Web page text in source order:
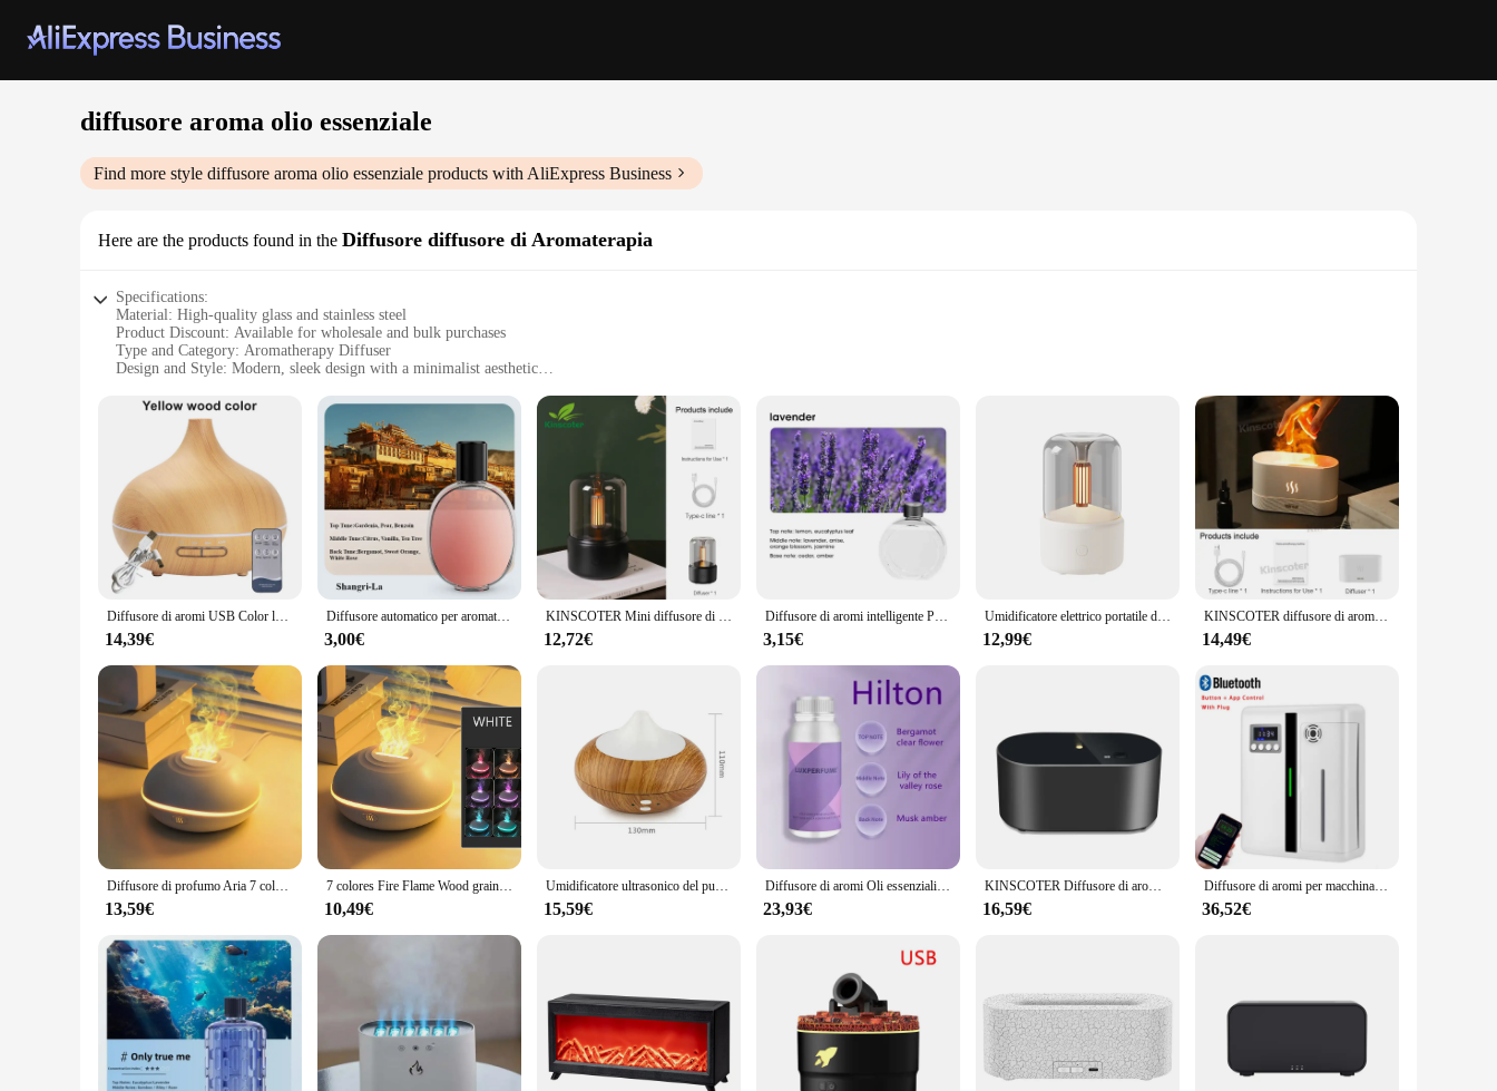
diffusore aroma olio essenziale
Find more style diffusore aroma olio essenziale products with AliExpress Business
Here are the products found in the Diffusore diffusore di Aromaterapia
Specifications:
Material: High-quality glass and stainless steel
Product Discount: Available for wholesale and bulk purchases
Type and Category: Aromatherapy Diffuser
Design and Style: Modern, sleek design with a minimalist aesthetic
Performance and Property: Efficiently disperses essential oils for up to 8 hours
Parts and Accessories: Includes a 100ml essential oil bottle
Features:
|Vendors|
**Elevate Your Senses with Pure Aromatherapy**
Immerse yourself in the tranquil world of aromatherapy with our diffusore aroma olio essenziale, a modern marvel designed to enhance your living space with the soothing scents of essential oils. This
aromatherapy diffuser is not just a device; it's a gateway to a serene environment that promotes relaxation and well-being. Its high-quality glass and stainless steel construction ensure durability and
longevity, while its minimalist design seamlessly blends with any decor.
**Versatile and Efficient for Every Setting**
workplace to the cozy confines of your bedroom. With a performance that lasts up to 8 hours, it's perfect for setting the mood throughout the day or for a peaceful night's sleep. The included 100ml
essential oil bottle allows you to enjoy a continuous supply of your favorite scents, ensuring that the therapeutic benefits of aromatherapy are always within reach.
**A Perfect Gift for Health and Wellness**
Seeking a thoughtful gift for a friend, family member, or colleague? This diffusore aroma olio essenziale is an excellent choice for anyone who values their health and well-being. It's not just a
diffuser; it's a tool for stress relief, improved focus, and a more balanced lifestyle. As a wholesale and vendor-friendly product, it's perfect for businesses looking to offer aromatherapy solutions to
their customers. With its sleek design and efficient performance, this diffuser is sure to be a hit with anyone who appreciates the power of aromatherapy.
Diffusore di aromi USB Color legno da 550ml, diffusore di olio essenziale con luci a LED a 7 colori e telecomando, umidificatore d'aria alimentato tramite USB
14,39€
Diffusore automatico per aromaterapia, macchina per profumare l'aria, deodorante per ambienti, distributore di oli essenziali per il bagno, umidificatore
3,00€
KINSCOTER Mini diffusore di aromi portatile umidificatore d'aria USB olio essenziale luce notturna nebulizzatore freddo per regalo domestico
12,72€
Diffusore di aromi intelligente Purificatore d'aria Display digitale Oli essenziali vegetali 4 marce Montaggio a parete da tavolo Ricarica USB Soggiorno
3,15€
Umidificatore elettrico portatile da 120ml diffusore di olio aromatico a lume di candela con diffusore di aromi di oli essenziali a luce notturna a LED #20
12,99€
KINSCOTER diffusore di aromi umidificatore ad ultrasuoni Cool Mist Maker Fogger Led olio essenziale fiamma lampada Difusor
14,49€
Diffusore di profumo Aria 7 colori LED Olio essenziale Lampada a fiamma Umidificatore Generatore di nebbia ad ultrasuoni Diffusore di aromi
13,59€
7 colores Fire Flame Wood grain aromaterapia macchina umidificatore diffusore di aromi Air Ultrasonic Mist Maker Fogger Aroma
10,49€
Umidificatore ultrasonico del purificatore d'aria del diffusore dell'aroma dell'olio essenziale della luce del LED per il giardino dell'ufficio della casa di casa
15,59€
Diffusore di aromi Oli essenziali 100ML Collezione Hotel Olio aromatico Auto Deodorante per ambienti Fragranza Profumo Umidificatore per Home Office
23,93€
KINSCOTER Diffusore di aromi portatile senza acqua premium Nebulizzatore compatto per oli essenziali Macchina per profumi ideale per regalare
16,59€
Diffusore di aromi per macchina profumata Diffusore di aromi per hotel da parete 160ML con ventola interna per fragranze domestiche nella hall dell'hotel di grandi aree
36,52€